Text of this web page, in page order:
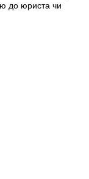
до юриста чи